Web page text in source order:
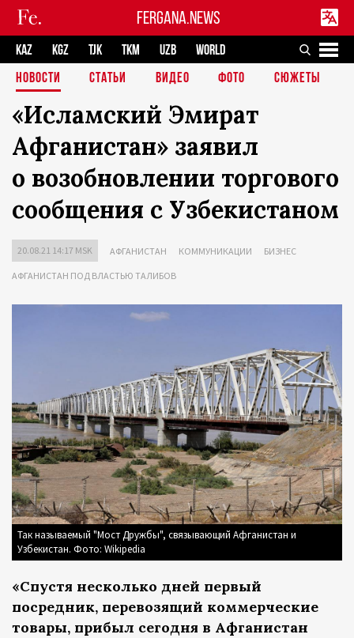
FERGANA.NEWS
KAZ KGZ TJK TKM UZB
WORLD
НОВОСТИ
СТАТЬИ ВИДЕО ФОТО СЮЖЕТЫ
«Исламский Эмират
Афганистан» заявил
о возобновлении торгового
сообщения с Узбекистаном
20.08.21 14:17 MSK АФГАНИСТАН КОММУНИКАЦИИ БИЗНЕС
АФГАНИСТАН ПОД ВЛАСТЬЮ ТАЛИБОВ
Так называемый "Мост Дружбы", связывающий Афганистан и
Узбекистан. Фото: Wikipedia
«Спустя несколько дней первый
посредник, перевозящий коммерческие
товары, прибыл сегодня в Афганистан